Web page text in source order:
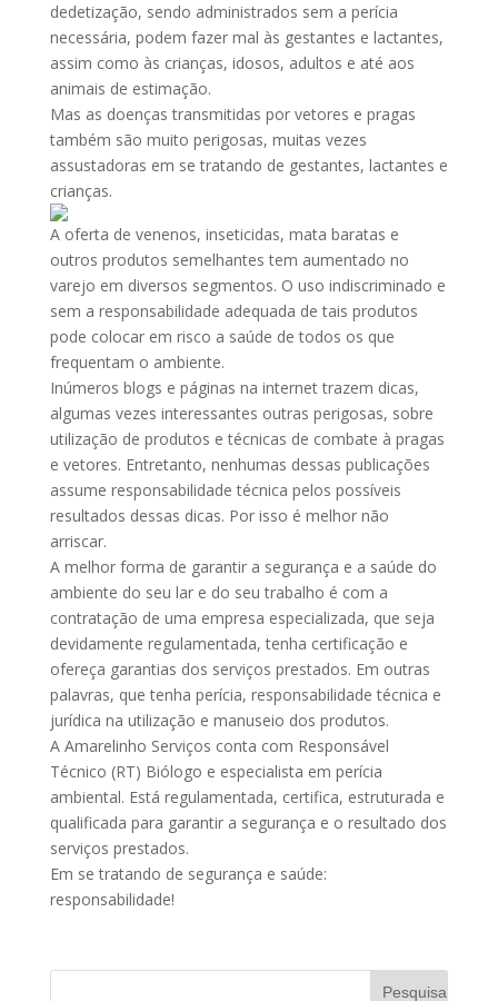
dedetização, sendo administrados sem a perícia
necessária, podem fazer mal às gestantes e lactantes,
assim como às crianças, idosos, adultos e até aos
animais de estimação.
Mas as doenças transmitidas por vetores e pragas
também são muito perigosas, muitas vezes
assustadoras em se tratando de gestantes, lactantes e
crianças.
A oferta de venenos, inseticidas, mata baratas e
outros produtos semelhantes tem aumentado no
varejo em diversos segmentos. O uso indiscriminado e
sem a responsabilidade adequada de tais produtos
pode colocar em risco a saúde de todos os que
frequentam o ambiente.
Inúmeros blogs e páginas na internet trazem dicas,
algumas vezes interessantes outras perigosas, sobre
utilização de produtos e técnicas de combate à pragas
e vetores. Entretanto, nenhumas dessas publicações
assume responsabilidade técnica pelos possíveis
resultados dessas dicas. Por isso é melhor não
arriscar.
A melhor forma de garantir a segurança e a saúde do
ambiente do seu lar e do seu trabalho é com a
contratação de uma empresa especializada, que seja
devidamente regulamentada, tenha certificação e
ofereça garantias dos serviços prestados. Em outras
palavras, que tenha perícia, responsabilidade técnica e
jurídica na utilização e manuseio dos produtos.
A Amarelinho Serviços conta com Responsável
Técnico (RT) Biólogo e especialista em perícia
ambiental. Está regulamentada, certifica, estruturada e
qualificada para garantir a segurança e o resultado dos
serviços prestados.
Em se tratando de segurança e saúde:
responsabilidade!